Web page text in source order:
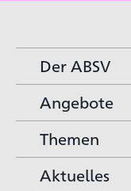
Der ABSV
Angebote
Themen
Aktuelles